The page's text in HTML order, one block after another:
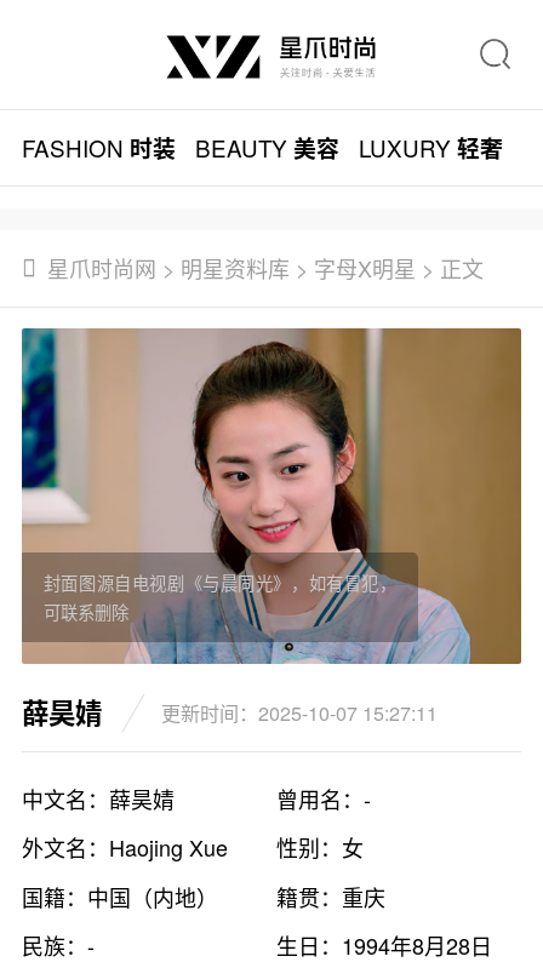
FASHION 时装 BEAUTY美容 LUXURY轻奢
星爪时尚网 > 明星资料库 > 字母X明星 > 正文
封面图源自电视剧《与晨同光》，如有冒犯，
可联系删除
薛昊婧 更新时间：2025-10-07 15:27:11
中文名：薛昊婧
曾用名：-
外文名：Haojing Xue
性别：女
国籍：中国（内地）
籍贯：重庆
民族：-
生日：1994年8月28日